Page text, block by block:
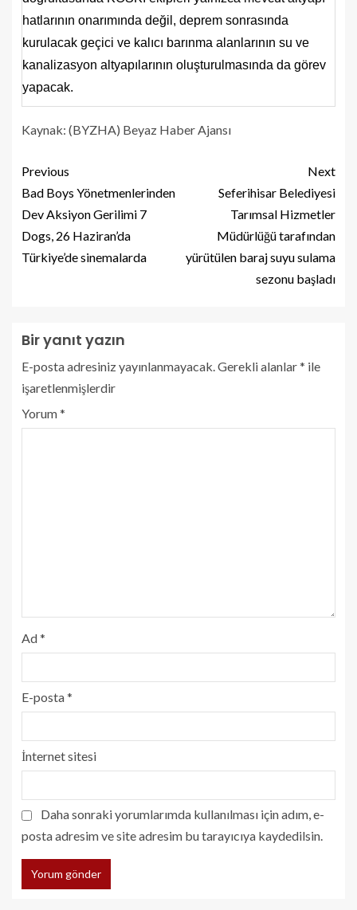
hatlarının onarımında değil, deprem sonrasında
kurulacak geçici ve kalıcı barınma alanlarının su ve
kanalizasyon altyapılarının oluşturulmasında da görev
yapacak.
Kaynak: (BYZHA) Beyaz Haber Ajansı
Previous
Bad Boys Yönetmenlerinden
Dev Aksiyon Gerilimi 7
Dogs, 26 Haziran’da
Türkiye’de sinemalarda
Next
Seferihisar Belediyesi
Tarımsal Hizmetler
Müdürlüğü tarafından
yürütülen baraj suyu sulama
sezonu başladı
Bir yanıt yazın
E-posta adresiniz yayınlanmayacak. Gerekli alanlar* ile
işaretlenmişlerdir
Yorum*
Ad*
E-posta*
İnternet sitesi
Daha sonraki yorumlarımda kullanılması için adım, e-
posta adresim ve site adresim bu tarayıcıya kaydedilsin.